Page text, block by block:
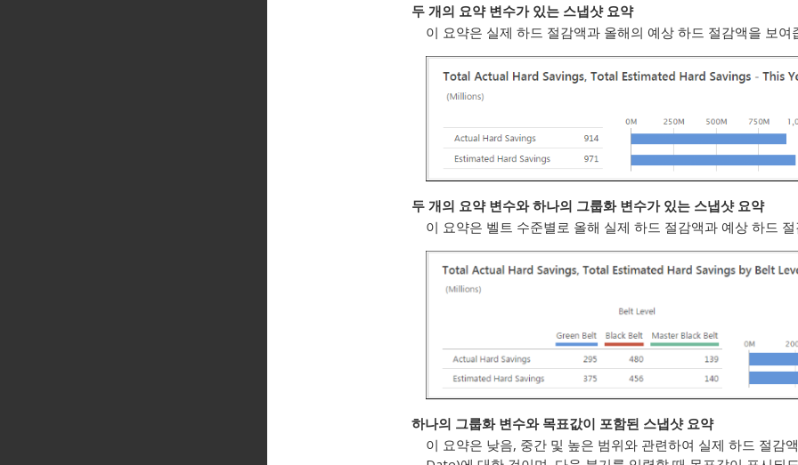
두 개의 요약 변수가 있는 스냅샷 요약
이 요약은 실제 하드 절감액과 올해의 예상 하드 절감액을 보여
두 개의 요약 변수와 하나의 그룹화 변수가 있는 스냅샷 요약
이 요약은 벨트 수준별로 올해 실제 하드 절감액과 예상 하드
하나의 그룹화 변수와 목표값이 포함된 스냅샷 요약
이 요약은 낮음, 중간 및 높은 범위와 관련하여 실제 하드 절